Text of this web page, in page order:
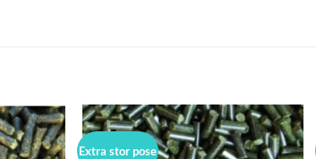
Extra stor pose